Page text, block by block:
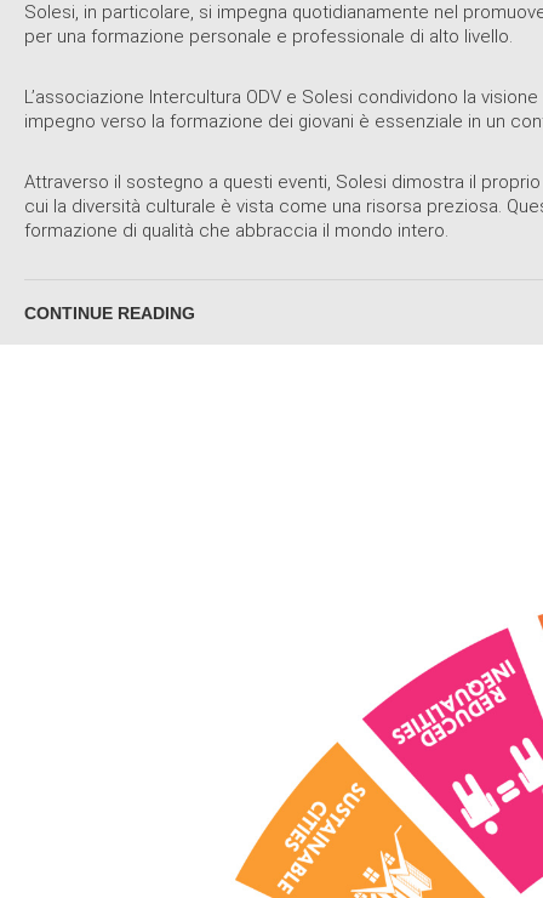
Solesi, in particolare, si impegna quotidianamente nel
per una formazione personale e professionale di alto livello.
L’associazione Intercultura ODV e Solesi condividono la
impegno verso la formazione dei giovani è essenziale in un
Attraverso il sostegno a questi eventi, Solesi dimostra il
cui la diversità culturale è vista come una risorsa preziosa.
formazione di qualità che abbraccia il mondo intero.
CONTINUE READING